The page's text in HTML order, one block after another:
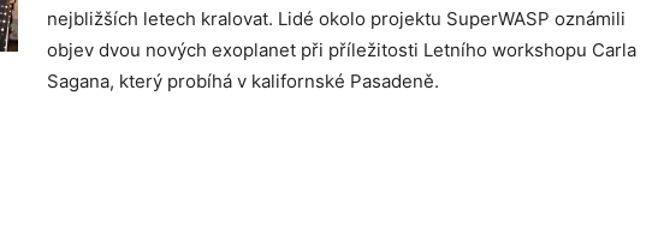
nejbližších letech kralovat. Lidé okolo projektu SuperWASP oznámili
objev dvou nových exoplanet při příležitosti Letního workshopu Carla
Sagana, který probíhá v kalifornské Pasadeně.